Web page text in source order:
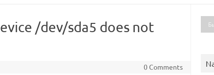
/dev/sda5 does not
0 Comments